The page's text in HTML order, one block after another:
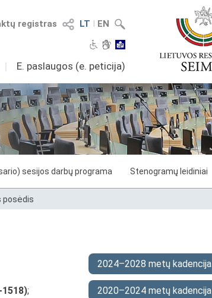
LT I EN
registras
I E. paslaugos (e. peticija)
sesijos darbų programa Stenogramų leidiniai
posėdis
;
2024–2028 metų kadencija
2020–2024 metų kadencija